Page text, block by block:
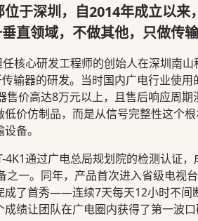
于深圳，自2014年成立以来
直领域，不做其他，只做传输
核心研发工程师的创始人在深圳南山
输器的研发。当时国内广电行业使用
价高达8万元以上，且售后响应周期
价仿制品，而是从信号完整性这个
备。
通过广电总局规划院的检测认证，
一。同年，产品首次进入省级电视
成了首秀——连续7天每天12小时不间
绩让团队在广电圈内获得了第一波口